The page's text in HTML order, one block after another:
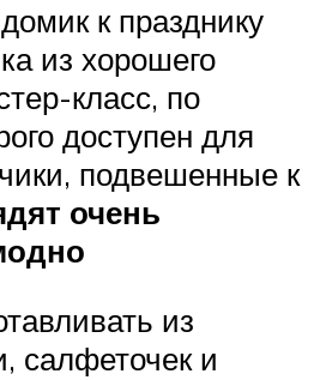
к празднику
из хорошего
класс, по
доступен для
подвешенные к
очень
из
салфеточек и